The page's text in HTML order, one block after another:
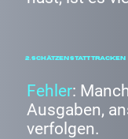
2. Schätzen statt Tracken
Fehler:
Ausgaben,
verfolgen.